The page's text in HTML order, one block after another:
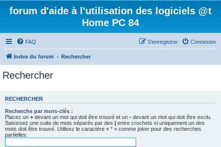
forum d'aide à l'utilisation des logiciels @t
Home PC 84
FAQ Connexion
S’enregistrer
Index du forum Rechercher
Rechercher
RECHERCHER
Recherche par mots-clés :
Placez un + devant un mot qui doit être trouvé et un - devant un mot qui doit être exclu.
Saisissez une suite de mots séparés par des | entre crochets si uniquement un des
mots doit être trouvé. Utilisez le caractère « * » comme joker pour des recherches
partielles.